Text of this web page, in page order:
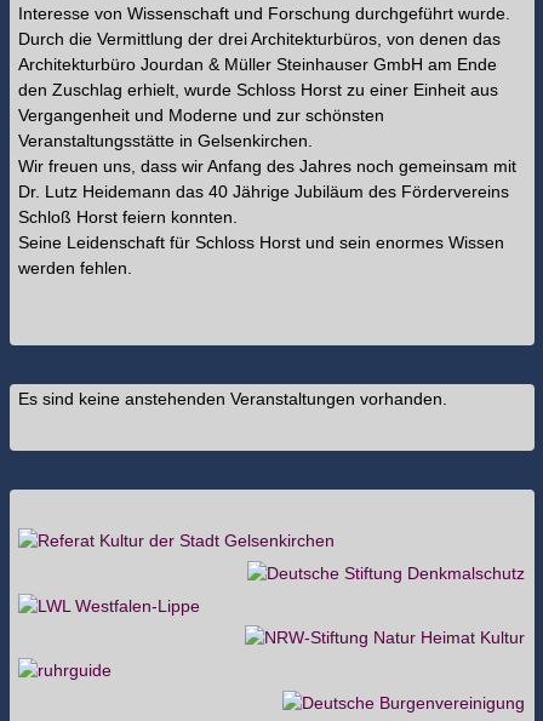
Interesse von Wissenschaft und Forschung durchgeführt wurde.
Durch die Vermittlung der drei Architekturbüros, von denen das
Architekturbüro Jourdan & Müller Steinhauser GmbH am Ende
den Zuschlag erhielt, wurde Schloss Horst zu einer Einheit aus
Vergangenheit und Moderne und zur schönsten
Veranstaltungsstätte in Gelsenkirchen.
Wir freuen uns, dass wir Anfang des Jahres noch gemeinsam mit
Dr. Lutz Heidemann das 40 Jährige Jubiläum des Fördervereins
Schloß Horst feiern konnten.
Seine Leidenschaft für Schloss Horst und sein enormes Wissen
werden fehlen.
Es sind keine anstehenden Veranstaltungen vorhanden.